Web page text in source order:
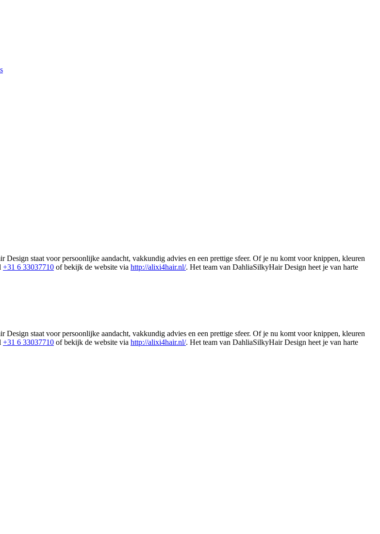
staat voor persoonlijke aandacht, vakkundig advies en een prettige sfeer. Of je nu komt voor knippen, kleuren
+31 6 33037710 of bekijk de website via http://alixi4hair.nl/. Het team van DahliaSilkyHair Design heet je van harte
staat voor persoonlijke aandacht, vakkundig advies en een prettige sfeer. Of je nu komt voor knippen, kleuren
+31 6 33037710 of bekijk de website via http://alixi4hair.nl/. Het team van DahliaSilkyHair Design heet je van harte